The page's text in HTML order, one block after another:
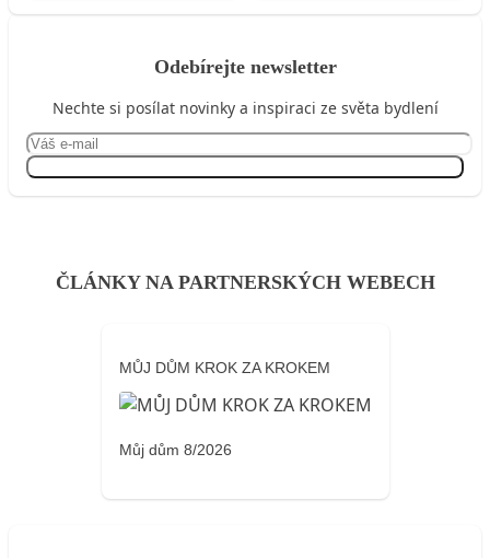
Odebírejte newsletter
Nechte si posílat novinky a inspiraci ze světa bydlení
ČLÁNKY NA PARTNERSKÝCH WEBECH
MŮJ DŮM KROK ZA KROKEM
Můj dům 8/2026